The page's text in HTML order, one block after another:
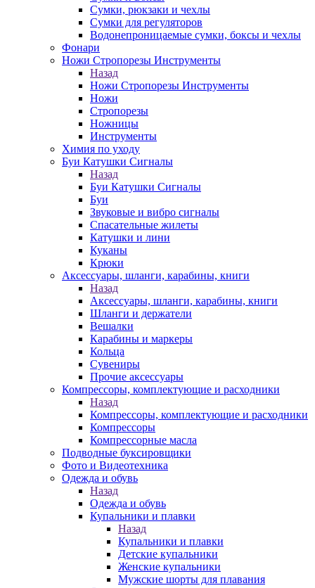
Сумки, рюкзаки и чехлы
Сумки для регуляторов
Водонепроницаемые сумки, боксы и чехлы
Фонари
Ножи Стропорезы Инструменты
Назад
Ножи Стропорезы Инструменты
Ножи
Стропорезы
Ножницы
Инструменты
Химия по уходу
Буи Катушки Сигналы
Назад
Буи Катушки Сигналы
Буи
Звуковые и вибро сигналы
Спасательные жилеты
Катушки и лини
Куканы
Крюки
Аксессуары, шланги, карабины, книги
Назад
Аксессуары, шланги, карабины, книги
Шланги и держатели
Вешалки
Карабины и маркеры
Кольца
Сувениры
Прочие аксессуары
Компрессоры, комплектующие и расходники
Назад
Компрессоры, комплектующие и расходники
Компрессоры
Компрессорные масла
Подводные буксировщики
Фото и Видеотехника
Одежда и обувь
Назад
Одежда и обувь
Купальники и плавки
Назад
Купальники и плавки
Детские купальники
Женские купальники
Мужские шорты для плавания